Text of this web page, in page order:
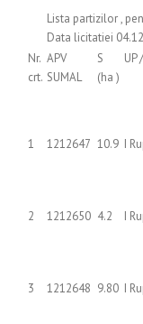
Lista partizilor ,
Data licitatiei
Nr. APV S UP
crt. SUMAL (ha )
1 1212647 10.9 I
2
1212650 4.2 I
3
1212648 9.80 I